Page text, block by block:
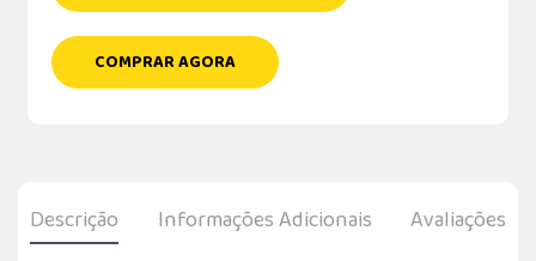
COMPRAR AGORA
Descrição Informações Adicionais Avaliações